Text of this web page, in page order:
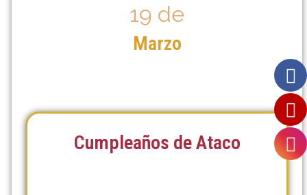
19 de
Marzo
Cumpleaños de Ataco